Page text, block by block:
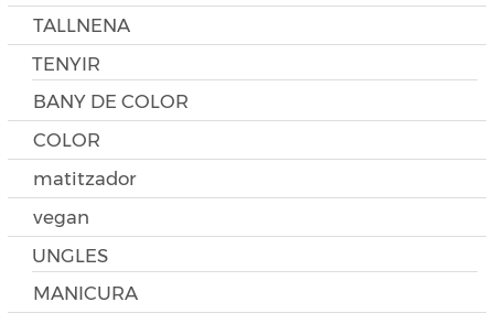
TALLNENA
TENYIR
BANY DE COLOR
COLOR
matitzador
vegan
UNGLES
MANICURA